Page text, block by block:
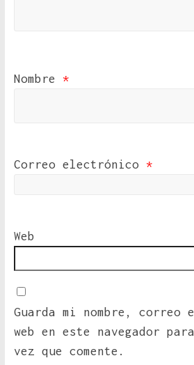
Nombre *
Correo electrónico *
Web
Guarda mi nombre, correo
web en este navegador
vez que comente.